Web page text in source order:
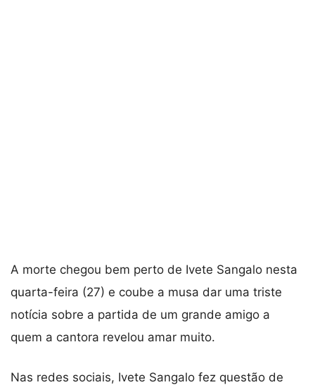
A morte chegou bem perto de Ivete Sangalo nesta
quarta-feira (27) e coube a musa dar uma triste
notícia sobre a partida de um grande amigo a
quem a cantora revelou amar muito.
Nas redes sociais, Ivete Sangalo fez questão de